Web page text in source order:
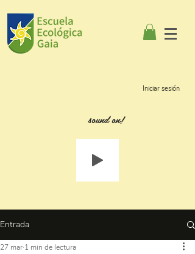
Iniciar sesión
sound on!
Entrada
27 mar 1 min de lectura